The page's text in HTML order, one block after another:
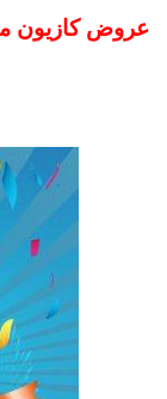
عروض كازيون